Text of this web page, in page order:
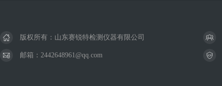
版权所有：山东赛锐特检测仪器有限公司
邮箱：2442648961@qq.com